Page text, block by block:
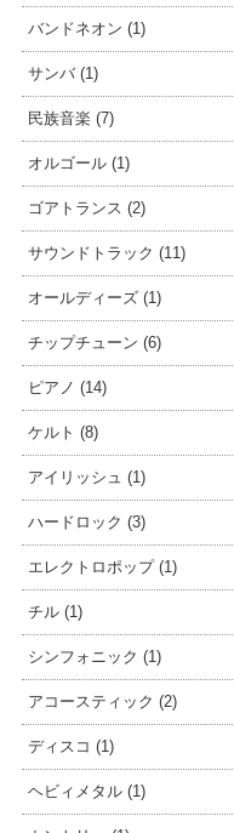
バンドネオン (1)
サンバ (1)
民族音楽 (7)
オルゴール (1)
ゴアトランス (2)
サウンドトラック (11)
オールディーズ (1)
チップチューン (6)
ピアノ (14)
ケルト (8)
アイリッシュ (1)
ハードロック (3)
エレクトロポップ (1)
チル (1)
シンフォニック (1)
アコースティック (2)
ディスコ (1)
ヘビィメタル (1)